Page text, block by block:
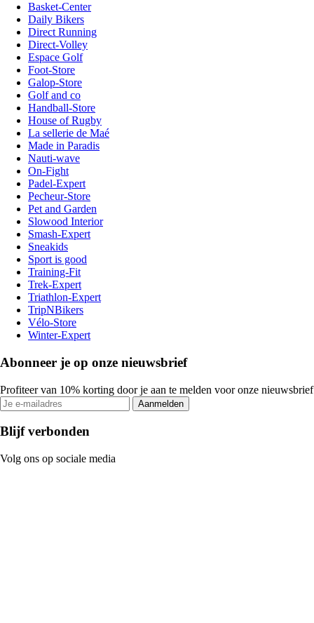
Basket-Center
Daily Bikers
Direct Running
Direct-Volley
Espace Golf
Foot-Store
Galop-Store
Golf and co
Handball-Store
House of Rugby
La sellerie de Maé
Made in Paradis
Nauti-wave
On-Fight
Padel-Expert
Pecheur-Store
Pet and Garden
Slowood Interior
Smash-Expert
Sneakids
Sport is good
Training-Fit
Trek-Expert
Triathlon-Expert
TripNBikers
Vélo-Store
Winter-Expert
Abonneer je op onze nieuwsbrief
Profiteer van 10% korting door je aan te melden voor onze nieuwsbrief
Aanmelden
Blijf verbonden
Volg ons op sociale media